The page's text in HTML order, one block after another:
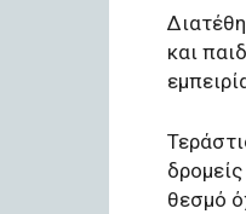
και
θεσμό